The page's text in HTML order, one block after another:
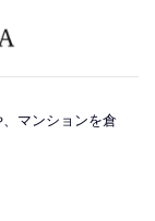
マンションを倉